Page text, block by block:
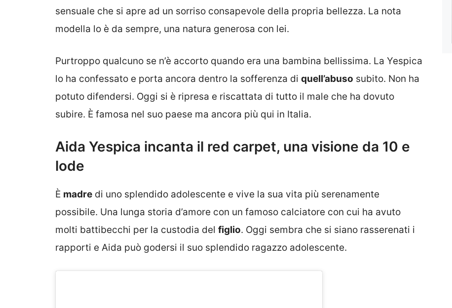
sensuale che si apre ad un sorriso consapevole della propria bellezza. La nota
modella lo è da sempre, una natura generosa con lei.
Purtroppo qualcuno se n’è accorto quando era una bambina bellissima. La Yespica
lo ha confessato e porta ancora dentro la sofferenza di quell’abuso subito. Non ha
potuto difendersi. Oggi si è ripresa e riscattata di tutto il male che ha dovuto
subire. È famosa nel suo paese ma ancora più qui in Italia.
Aida Yespica incanta il red carpet, una visione da 10 e
lode
È madre di uno splendido adolescente e vive la sua vita più serenamente
possibile. Una lunga storia d’amore con un famoso calciatore con cui ha avuto
molti battibecchi per la custodia del figlio. Oggi sembra che si siano rasserenati i
rapporti e Aida può godersi il suo splendido ragazzo adolescente.